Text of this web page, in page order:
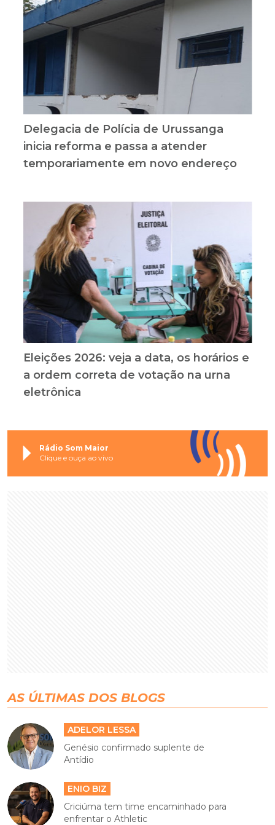
Delegacia de Polícia de Urussanga
inicia reforma e passa a atender
temporariamente em novo endereço
Eleições 2026: veja a data, os horários e
a ordem correta de votação na urna
eletrônica
Rádio Som Maior
Clique e ouça ao vivo
AS ÚLTIMAS DOS BLOGS
ADELOR LESSA
Genésio confirmado suplente de
Antídio
ENIO BIZ
Criciúma tem time encaminhado para
enfrentar o Athletic